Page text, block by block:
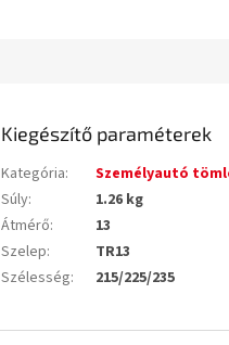
Kiegészítő paraméterek
Kategória:
Személyautó
Súly:
1.26 kg
Átmérő:
13
Szelep:
TR13
Szélesség: 215/225/235